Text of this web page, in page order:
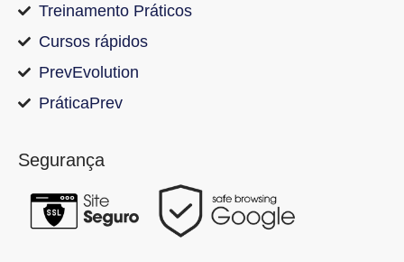
Treinamento Práticos
Cursos rápidos
PrevEvolution
PráticaPrev
Segurança